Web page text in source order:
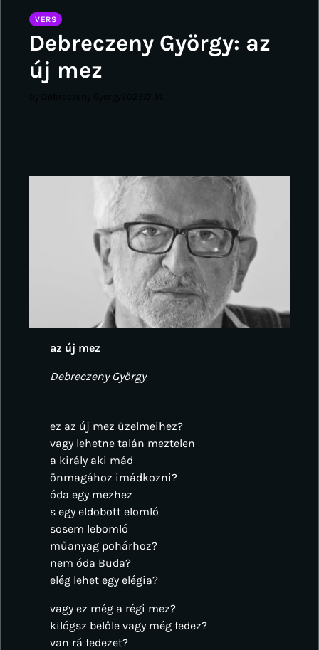
VERS
Debreczeny György: az
új mez
az új mez
Debreczeny György
ez az új mez üzelmeihez?
vagy lehetne talán meztelen
a király aki mád
önmagához imádkozni?
óda egy mezhez
s egy eldobott elomló
sosem lebomló
műanyag pohárhoz?
nem óda Buda?
elég lehet egy elégia?
vagy ez még a régi mez?
kilógsz belőle vagy még fedez?
van rá fedezet?